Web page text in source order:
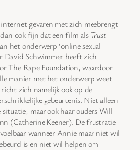
gevaren met zich meebrengt
ook fijn dat een film als Trust
het onderwerp ‘online sexual
David Schwimmer heeft zich
The Rape Foundation, waardoor
manier met het onderwerp weet
zich namelijk ook op de
gebeurtenis. Niet alleen
maar ook haar ouders Will
(Catherine Keener). De frustratie
wanneer Annie maar niet wil
is en niet wil helpen om